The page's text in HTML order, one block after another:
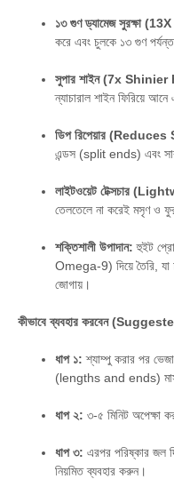
১৩ গুণ ড্যামেজ সুরক্ষা
করে এবং চুলকে ১৩ গুণ
সুপার শাইন (7x Shinier
ন্যাচারাল শাইন ফিরিয়ে
ডিপ রিপেয়ার
এন্ডস (split ends) এবং
লাইটওয়েট টেক্সচার
তেলতেলে না করেই মসৃণ ও
শক্তিশালী উপাদান: হুইট
Omega-9) দিয়ে তৈরি, যা
জোগায়।
কীভাবে ব্যবহার করবেন
ধাপ ১: শ্যাম্পু করার পর
(lengths and ends)
ধাপ ২: ৩-৫ মিনিট অপেক্ষা
ধাপ ৩: এরপর পরিষ্কার জল
নিয়মিত ব্যবহার করুন।